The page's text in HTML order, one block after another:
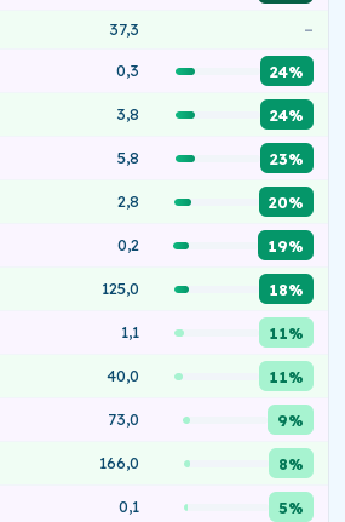
37,3 –
0,3 24%
3,8 24%
5,8 23%
2,8 20%
0,2 19%
125,0 18%
1,1 11%
40,0 11%
73,0 9%
166,0 8%
0,1 5%